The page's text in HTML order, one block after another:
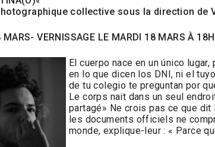
collective sous la direction de
VERNISSAGE LE MARDI 18 MARS À
El cuerpo nace en un único
en lo que dicen los DNI, ni el
de tu colegio te preguntan por
Le corps nait dans un seul
partagé» Ne crois pas ce que
les documents officiels ne
monde, explique-leur : « Parce